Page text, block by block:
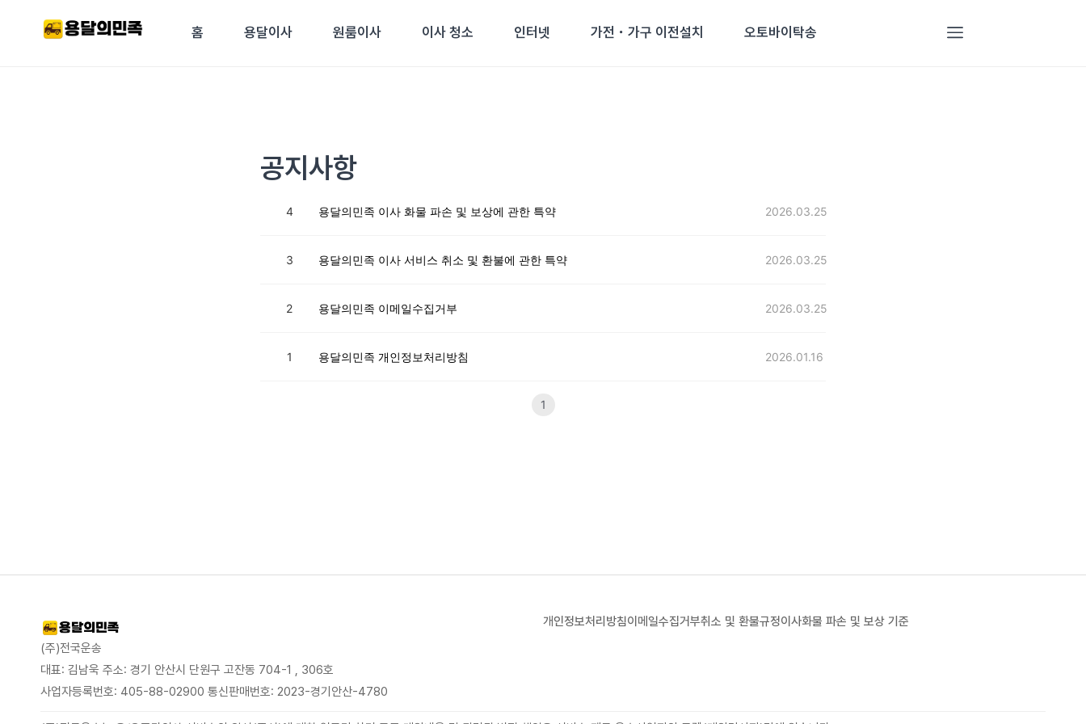
건너뛰기
홈 용달이사 원룸이사 이사 청소 인터넷 가전・가구 이전설치 오토바이탁송
공지사항
4 용달의민족 이사 화물 파손 및 보상에 관한 특약 2026.03.25
3 용달의민족 이사 서비스 취소 및 환불에 관한 특약 2026.03.25
2 용달의민족 이메일수집거부 2026.03.25
1 용달의민족 개인정보처리방침 2026.01.16
1
(주)전국운송
대표: 김남욱 주소: 경기 안산시 단원구 고잔동 704-1 , 306호
사업자등록번호: 405-88-02900 통신판매번호: 2023-경기안산-4780
개인정보처리방침이메일수집거부취소 및 환불규정이사화물 파손 및 보상 기준